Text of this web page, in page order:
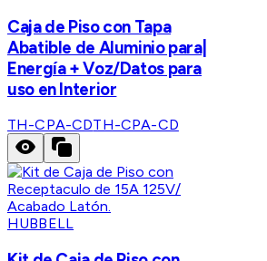
Caja de Piso con Tapa
Abatible de Aluminio para|
Energía + Voz/Datos para
uso en Interior
TH-CPA-CDTH-CPA-CD
HUBBELL